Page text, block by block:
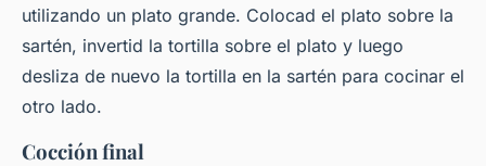
utilizando un plato grande. Colocad el plato sobre la
sartén, invertid la tortilla sobre el plato y luego
desliza de nuevo la tortilla en la sartén para cocinar el
otro lado.
Cocción final